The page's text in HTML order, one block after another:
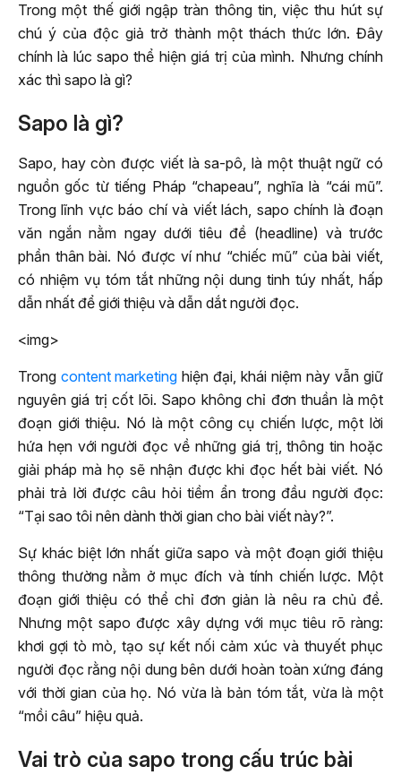
Trong một thế giới ngập tràn thông tin, việc thu hút sự
chú ý của độc giả trở thành một thách thức lớn. Đây
chính là lúc sapo thể hiện giá trị của mình. Nhưng chính
xác thì sapo là gì?
Sapo là gì?
Sapo, hay còn được viết là sa-pô, là một thuật ngữ có
nguồn gốc từ tiếng Pháp “chapeau”, nghĩa là “cái mũ”.
Trong lĩnh vực báo chí và viết lách, sapo chính là đoạn
văn ngắn nằm ngay dưới tiêu đề (headline) và trước
phần thân bài. Nó được ví như “chiếc mũ” của bài viết,
có nhiệm vụ tóm tắt những nội dung tinh túy nhất, hấp
dẫn nhất để giới thiệu và dẫn dắt người đọc.
<img>
Trong content marketing hiện đại, khái niệm này vẫn giữ
nguyên giá trị cốt lõi. Sapo không chỉ đơn thuần là một
đoạn giới thiệu. Nó là một công cụ chiến lược, một lời
hứa hẹn với người đọc về những giá trị, thông tin hoặc
giải pháp mà họ sẽ nhận được khi đọc hết bài viết. Nó
phải trả lời được câu hỏi tiềm ẩn trong đầu người đọc:
“Tại sao tôi nên dành thời gian cho bài viết này?”.
Sự khác biệt lớn nhất giữa sapo và một đoạn giới thiệu
thông thường nằm ở mục đích và tính chiến lược. Một
đoạn giới thiệu có thể chỉ đơn giản là nêu ra chủ đề.
Nhưng một sapo được xây dựng với mục tiêu rõ ràng:
khơi gợi tò mò, tạo sự kết nối cảm xúc và thuyết phục
người đọc rằng nội dung bên dưới hoàn toàn xứng đáng
với thời gian của họ. Nó vừa là bản tóm tắt, vừa là một
“mồi câu” hiệu quả.
Vai trò của sapo trong cấu trúc bài